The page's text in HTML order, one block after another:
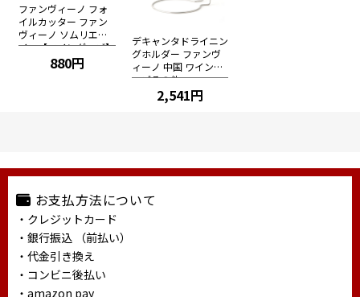
ファンヴィーノ フォ
イルカッター ファン
ヴィーノ ソムリエナ
イフ【ワイングッズ】
880円
デキャンタドライニン
グホルダー ファンヴ
ィーノ 中国 ワイング
ッズその他
2,541円
お支払方法について
・クレジットカード
・銀行振込 （前払い）
・代金引き換え
・コンビニ後払い
・amazon pay